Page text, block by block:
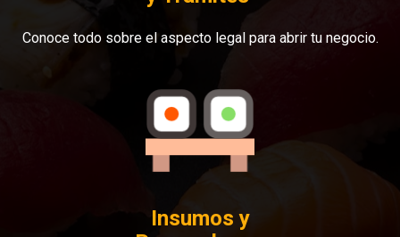
Conoce todo sobre el aspecto legal para abrir tu negocio.
Insumos y